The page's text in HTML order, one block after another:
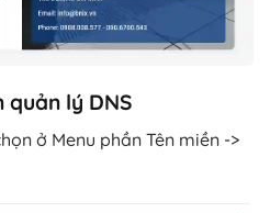
quản lý DNS
ở Menu phần Tên miền ->